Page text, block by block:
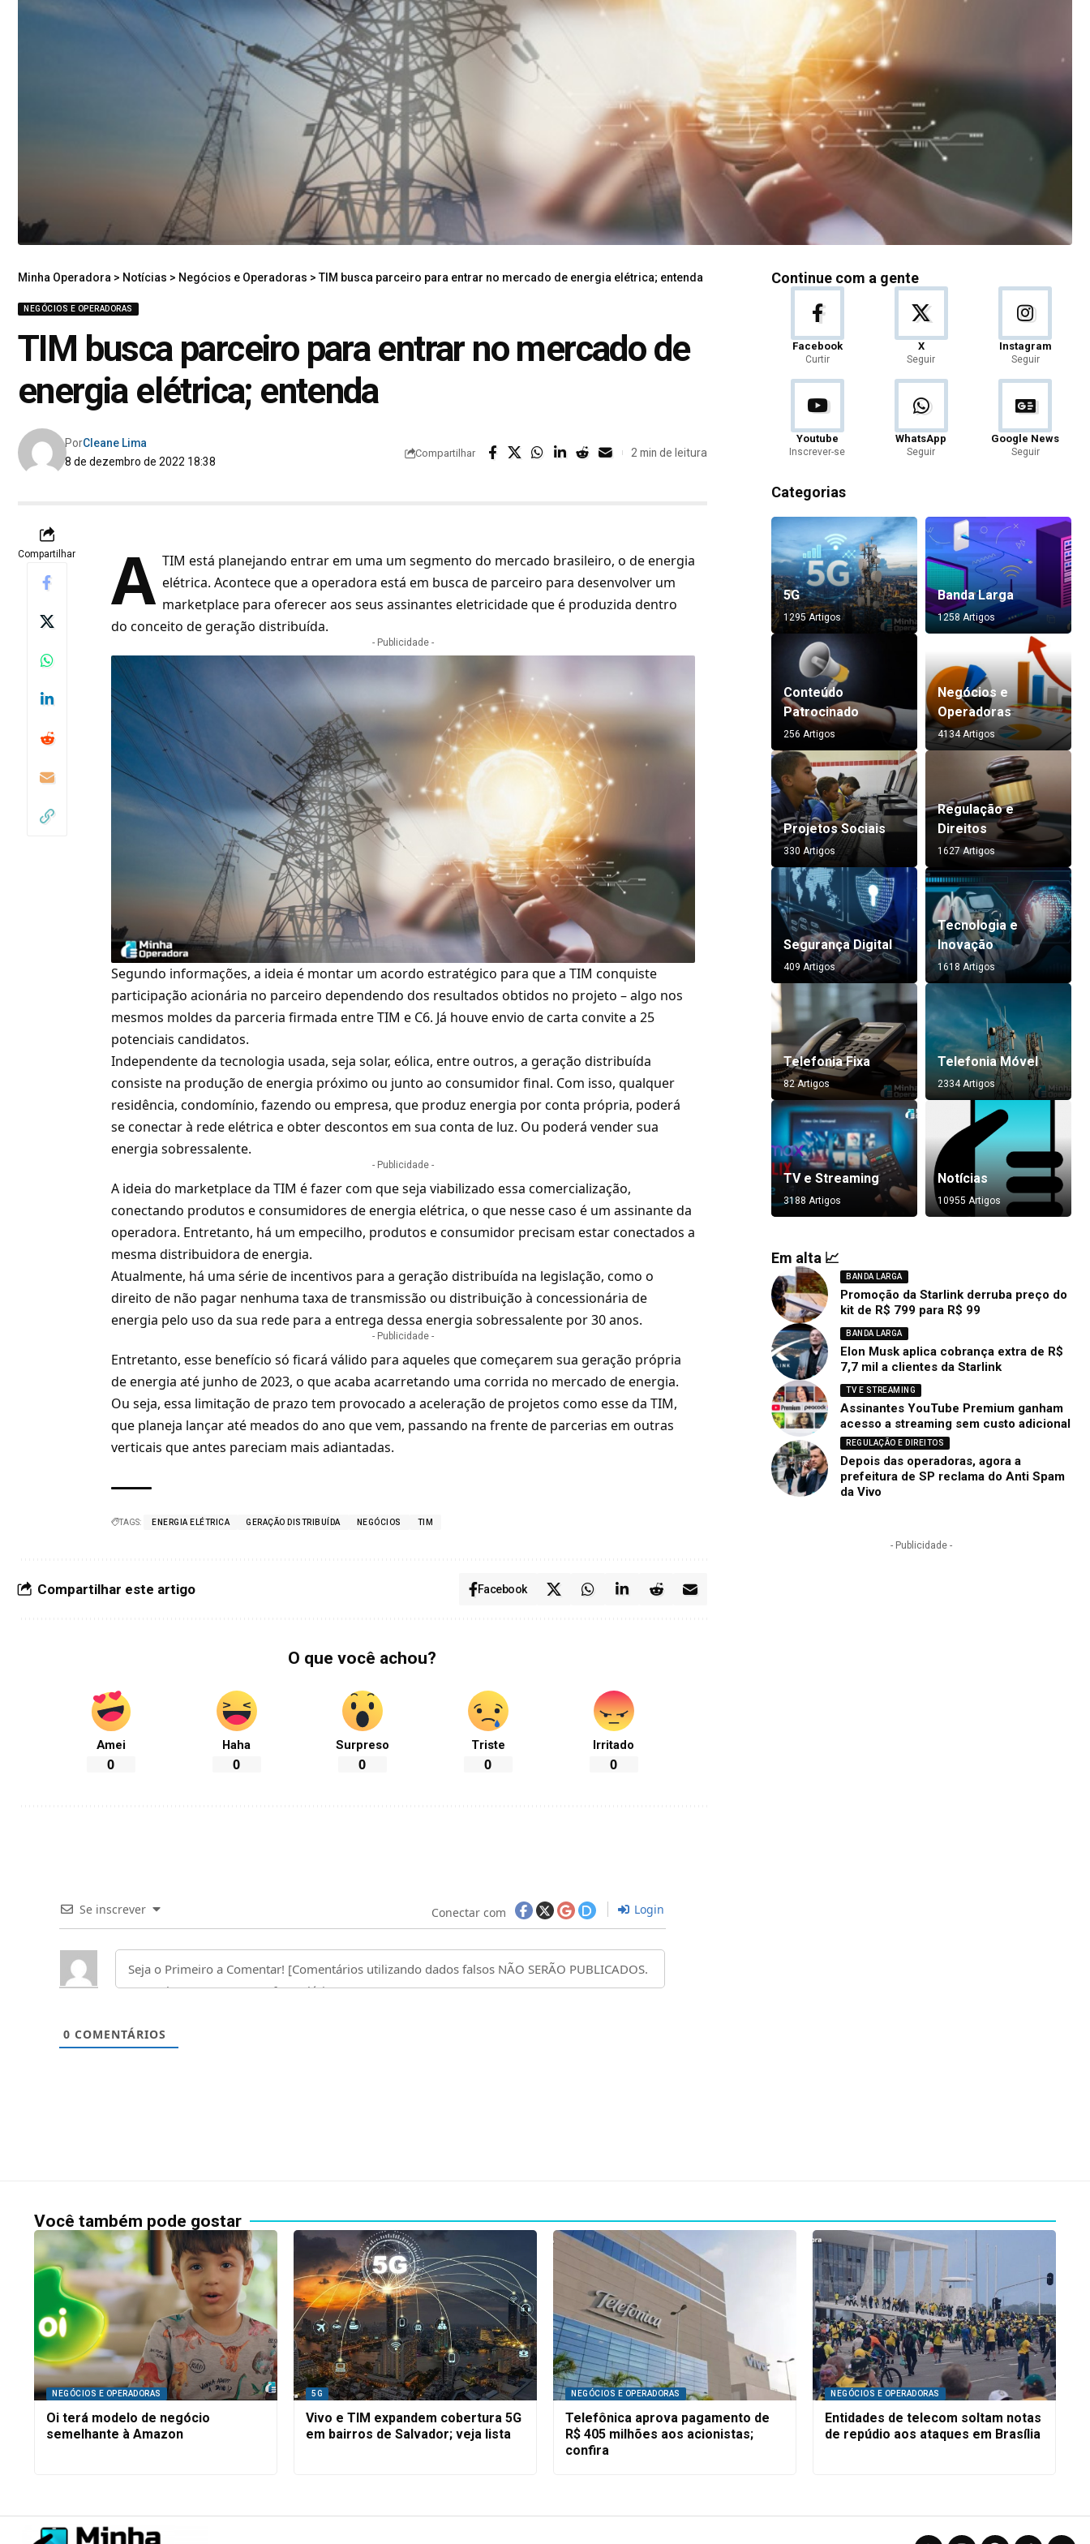
Minha Operadora > Notícias > Negócios e Operadoras > TIM busca parceiro para entrar no mercado de energia elétrica; entenda
NEGÓCIOS E OPERADORAS
TIM busca parceiro para entrar no mercado de
energia elétrica; entenda
8 de dezembro de 2022 18:38
PorCleane Lima
Compartilhar 2 min de leitura
Compartilhar A TIM está planejando entrar em uma um segmento do mercado brasileiro, o de energia
elétrica. Acontece que a operadora está em busca de parceiro para desenvolver um
marketplace para oferecer aos seus assinantes eletricidade que é produzida dentro
do conceito de geração distribuída.
- Publicidade -
Segundo informações, a ideia é montar um acordo estratégico para que a TIM conquiste
participação acionária no parceiro dependendo dos resultados obtidos no projeto –algo nos
mesmos moldes da parceria firmada entre TIM e C6. Já houve envio de carta convite a 25
potenciais candidatos.
Independente da tecnologia usada, seja solar, eólica, entre outros, a geração distribuída
consiste na produção de energia próximo ou junto ao consumidor final. Com isso, qualquer
residência, condomínio, fazendo ou empresa, que produz energia por conta própria, poderá
se conectar à rede elétrica e obter descontos em sua conta de luz. Ou poderá vender sua
energia sobressalente.
- Publicidade -
A ideia do marketplace da TIM é fazer com que seja viabilizado essa comercialização,
conectando produtos e consumidores de energia elétrica, o que nesse caso é um assinante da
operadora. Entretanto, há um empecilho, produtos e consumidor precisam estar conectados a
mesma distribuidora de energia.
Atualmente, há uma série de incentivos para a geração distribuída na legislação, como o
direito de não pagar nenhuma taxa de transmissão ou distribuição à concessionária de
energia pelo uso da sua rede para a entrega dessa energia sobressalente por 30 anos.
- Publicidade -
Entretanto, esse benefício só ficará válido para aqueles que começarem sua geração própria
de energia até junho de 2023, o que acaba acarretando uma corrida no mercado de energia.
Ou seja, essa limitação de prazo tem provocado a aceleração de projetos como esse daTIM,
que planeja lançar até meados do ano que vem, passando na frente de parcerias em outras
verticais que antes pareciam mais adiantadas.
TAGS: ENERGIA ELÉTRICA GERAÇÃO DISTRIBUÍDA NEGÓCIOS TIM
Compartilhar este artigo Facebook
O que você achou?
Amei
0
Haha
0
Surpreso
0
Triste
0
Irritado
0
Se inscrever Conectar com Login
0 COMENTÁRIOS
Continue com a gente
Facebook
Curtir
X
Seguir
Instagram
Seguir
Youtube
Inscrever-se
WhatsApp
Seguir
Google News
Seguir
Categorias
5G
1295 Artigos
Banda Larga
1258 Artigos
Conteúdo
Patrocinado
256 Artigos
Negócios e
Operadoras
4134 Artigos
Projetos Sociais
330 Artigos
Regulação e
Direitos
1627 Artigos
Segurança Digital
409 Artigos
Tecnologia e
Inovação
1618 Artigos
Telefonia Fixa
82 Artigos
Telefonia Móvel
2334 Artigos
TV e Streaming
3188 Artigos
Notícias
10955 Artigos
Em alta 📈
BANDA LARGA
Promoção da Starlink derruba preço do
kit de R$ 799 para R$ 99
BANDA LARGA
Elon Musk aplica cobrança extra de R$
7,7 mil a clientes da Starlink
TV E STREAMING
Assinantes YouTube Premium ganham
acesso a streaming sem custo adicional
REGULAÇÃO E DIREITOS
Depois das operadoras, agora a
prefeitura de SP reclama do Anti Spam
da Vivo
- Publicidade -
Você também pode gostar
NEGÓCIOS E OPERADORAS
Oi terá modelo de negócio
semelhante à Amazon
5G
Vivo e TIM expandem cobertura 5G
em bairros de Salvador; veja lista
NEGÓCIOS E OPERADORAS
Telefônica aprova pagamento de
R$ 405 milhões aos acionistas;
confira
NEGÓCIOS E OPERADORAS
Entidades de telecom soltam notas
de repúdio aos ataques em Brasília